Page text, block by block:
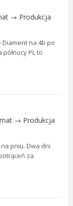
→ Produkcja
na 4b po
PL to
→ Produkcja
pniu. Dwa dni
za